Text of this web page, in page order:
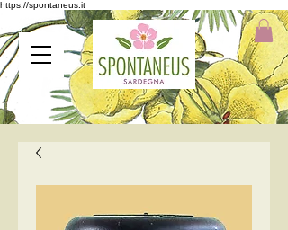
https://spontaneus.it